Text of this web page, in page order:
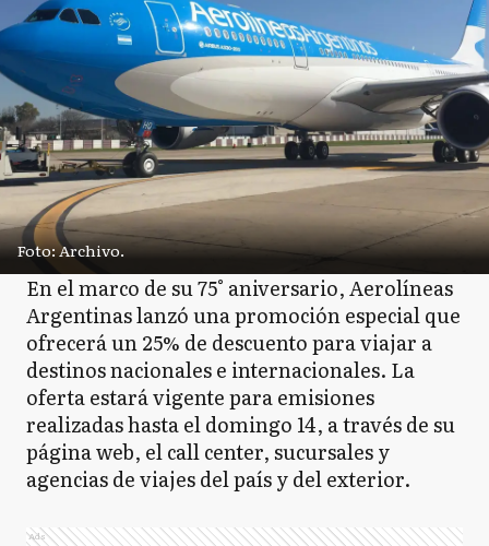
Foto: Archivo.
En el marco de su 75° aniversario, Aerolíneas
Argentinas lanzó una promoción especial que
ofrecerá un 25% de descuento para viajar a
destinos nacionales e internacionales. La
oferta estará vigente para emisiones
realizadas hasta el domingo 14, a través de su
página web, el call center, sucursales y
agencias de viajes del país y del exterior.
Ads